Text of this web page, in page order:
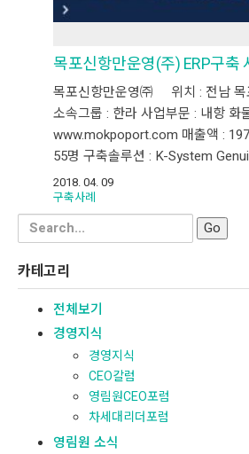
목포신항만운영(주) ERP구축
목포신항만운영㈜ 위치 : 전남 목
소속그룹 : 한라 사업부문 : 내항 화
www.mokpoport.com 매출액 :
55명 구축솔루션 : K-System
2018. 04. 09
구축사례
Search
for:
카테고리
전체보기
경영지식
경영지식
CEO칼럼
영림원CEO포럼
차세대리더포럼
영림원 소식